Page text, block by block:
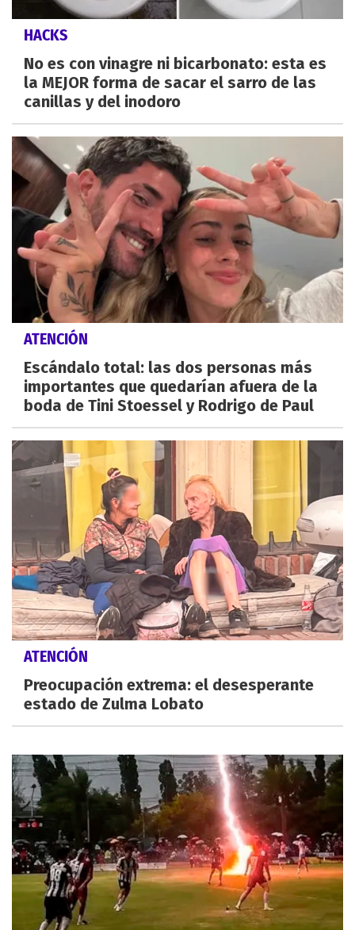
HACKS
No es con vinagre ni bicarbonato: esta es
la MEJOR forma de sacar el sarro de las
canillas y del inodoro
ATENCIÓN
Escándalo total: las dos personas más
importantes que quedarían afuera de la
boda de Tini Stoessel y Rodrigo de Paul
ATENCIÓN
Preocupación extrema: el desesperante
estado de Zulma Lobato